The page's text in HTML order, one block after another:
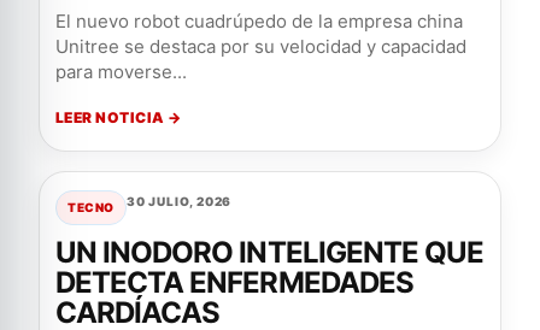
El nuevo robot cuadrúpedo de la empresa china
Unitree se destaca por su velocidad y capacidad
para moverse...
LEER NOTICIA →
TECNO 30 JULIO, 2026
UN INODORO INTELIGENTE QUE
DETECTA ENFERMEDADES
CARDÍACAS